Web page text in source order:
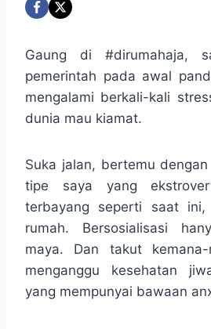
Gaung di #dirumahaja,
pemerintah pada awal
mengalami berkali-kali
dunia mau kiamat.
Suka jalan, bertemu
tipe saya yang
terbayang seperti saat
rumah. Bersosialisasi
maya. Dan takut
menganggu kesehatan
yang mempunyai bawaan